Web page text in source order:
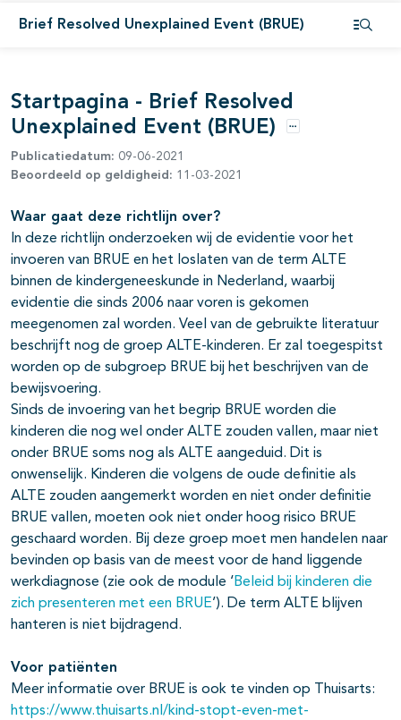
Brief Resolved Unexplained Event (BRUE)
Startpagina - Brief Resolved
Unexplained Event (BRUE)
Opties
Publicatiedatum: 09-06-2021
Beoordeeld op geldigheid: 11-03-2021
Waar gaat deze richtlijn over?
In deze richtlijn onderzoeken wij de evidentie voor het
invoeren van BRUE en het loslaten van de term ALTE
binnen de kindergeneeskunde in Nederland, waarbij
evidentie die sinds 2006 naar voren is gekomen
meegenomen zal worden. Veel van de gebruikte literatuur
beschrijft nog de groep ALTE-kinderen. Er zal toegespitst
worden op de subgroep BRUE bij het beschrijven van de
bewijsvoering.
Sinds de invoering van het begrip BRUE worden die
kinderen die nog wel onder ALTE zouden vallen, maar niet
onder BRUE soms nog als ALTE aangeduid. Dit is
onwenselijk. Kinderen die volgens de oude definitie als
ALTE zouden aangemerkt worden en niet onder definitie
BRUE vallen, moeten ook niet onder hoog risico BRUE
geschaard worden. Bij deze groep moet men handelen naar
bevinden op basis van de meest voor de hand liggende
werkdiagnose (zie ook de module ‘ Beleid bij kinderen die
zich presenteren met een BRUE’). De term ALTE blijven
hanteren is niet bijdragend.
Voor patiënten
Meer informatie over BRUE is ook te vinden op Thuisarts:
https://www.thuisarts.nl/kind-stopt-even-met-